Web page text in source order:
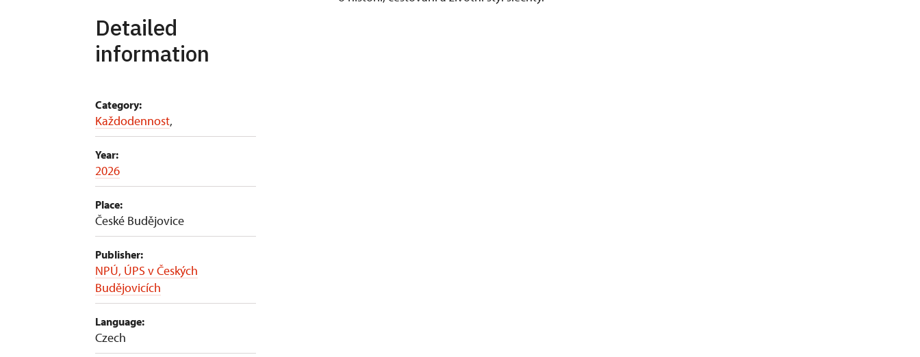
Detailed
information
Category:
Každodennost,
Year:
2026
Place:
České Budějovice
Publisher:
NPÚ, ÚPS v Českých
Budějovicích
Language:
Czech